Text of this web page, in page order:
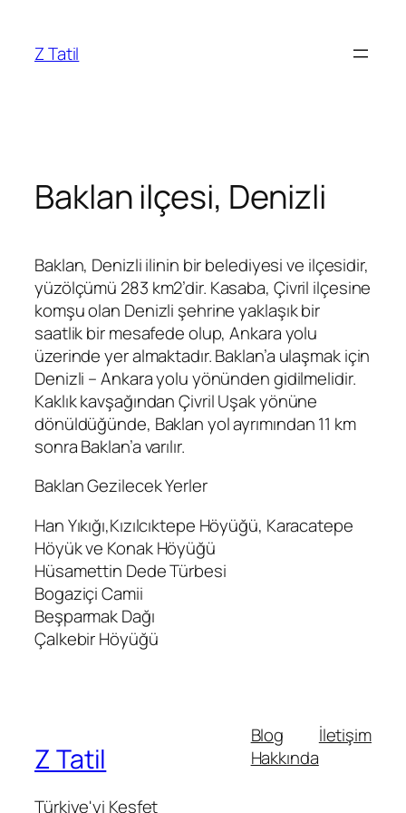
Z Tatil
Baklan ilçesi, Denizli
Baklan, Denizli ilinin bir belediyesi ve ilçesidir,
yüzölçümü 283 km2’dir. Kasaba, Çivril ilçesine
komşu olan Denizli şehrine yaklaşık bir
saatlik bir mesafede olup, Ankara yolu
üzerinde yer almaktadır. Baklan’a ulaşmak için
Denizli – Ankara yolu yönünden gidilmelidir.
Kaklık kavşağından Çivril Uşak yönüne
dönüldüğünde, Baklan yol ayrımından 11 km
sonra Baklan’a varılır.
Baklan Gezilecek Yerler
Han Yıkığı,Kızılcıktepe Höyüğü, Karacatepe
Höyük ve Konak Höyüğü
Hüsamettin Dede Türbesi
Bogaziçi Camii
Beşparmak Dağı
Çalkebir Höyüğü
Z Tatil
Türkiye'yi Keşfet
Blog
Hakkında
İletişim